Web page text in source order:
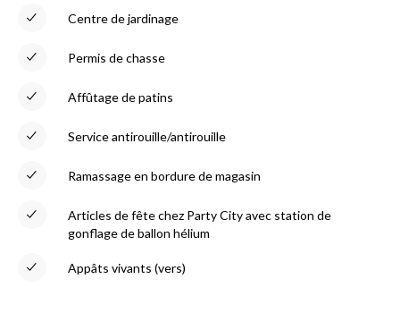
Centre de jardinage
Permis de chasse
Affûtage de patins
Service antirouille/antirouille
Ramassage en bordure de magasin
Articles de fête chez Party City avec station de
gonflage de ballon hélium
Appâts vivants (vers)